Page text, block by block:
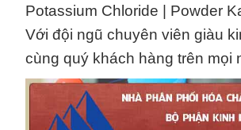
Potassium Chloride | Powder
Với đội ngũ chuyên viên giàu
cùng quý khách hàng trên mọi